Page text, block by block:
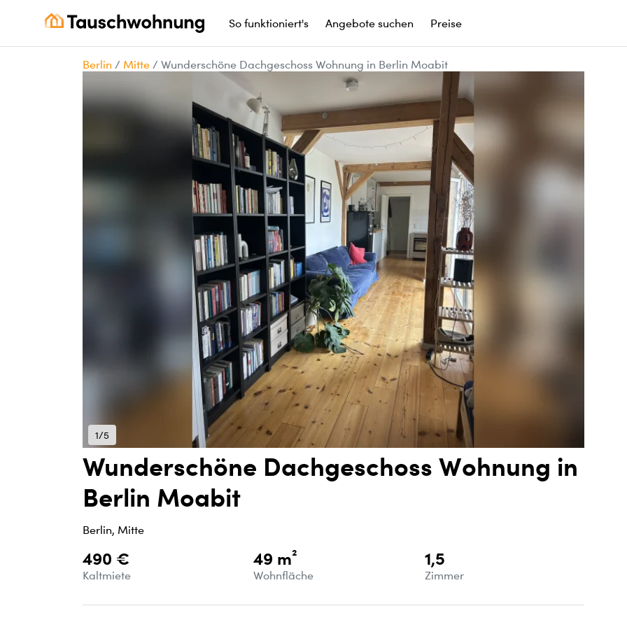
So funktioniert's Angebote suchen Preise
Berlin / Mitte / Wunderschöne Dachgeschoss Wohnung in Berlin Moabit
1/5
Wunderschöne Dachgeschoss Wohnung in
Berlin Moabit
Berlin, Mitte
490 €
Kaltmiete
49 m²
Wohnfläche
1,5
Zimmer